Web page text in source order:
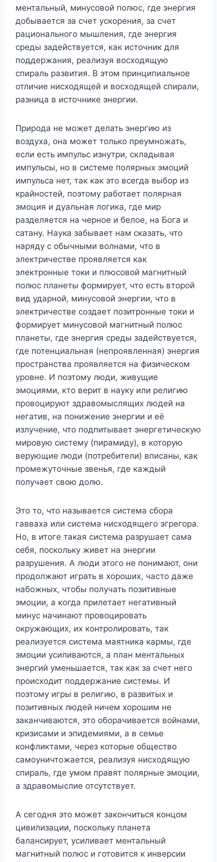
ментальный, минусовой полюс, где энергия
добывается за счет ускорения, за счет
рационального мышления, где энергия
среды задействуется, как источник для
поддержания, реализуя восходящую
спираль развития. В этом принципиальное
отличие нисходящей и восходящей спирали,
разница в источнике энергии.
Природа не может делать энергию из
воздуха, она может только преумножать,
если есть импульс изнутри, складывая
импульсы, но в системе полярных эмоций
импульса нет, так как это всегда выбор из
крайностей, поэтому работает полярная
эмоция и дуальная логика, где мир
разделяется на черное и белое, на Бога и
сатану. Наука забывает нам сказать, что
наряду с обычными волнами, что в
электричестве проявляется как
электронные токи и плюсовой магнитный
полюс планеты формирует, что есть второй
вид ударной, минусовой энергии, что в
электричестве создает позитронные токи и
формирует минусовой магнитный полюс
планеты, где энергия среды задействуется,
где потенциальная (непроявленная) энергия
пространства проявляется на физическом
уровне. И поэтому люди, живущие
эмоциями, кто верит в науку или религию
провоцируют здравомыслящих людей на
негатив, на понижение энергии и её
излучение, что подпитывает энергетическую
мировую систему (пирамиду), в которую
верующие люди (потребители) вписаны, как
промежуточные звенья, где каждый
получает свою долю.
Это то, что называется система сбора
гавваха или система нисходящего эгрегора.
Но, в итоге такая система разрушает сама
себя, поскольку живет на энергии
разрушения. А люди этого не понимают, они
продолжают играть в хороших, часто даже
набожных, чтобы получать позитивные
эмоции, а когда прилетает негативный
минус начинают провоцировать
окружающих, их контролировать, так
реализуется система маятника кармы, где
эмоции усиливаются, а план ментальных
энергий уменьшается, так как за счет него
происходит поддержание системы. И
поэтому игры в религию, в развитых и
позитивных людей ничем хорошим не
заканчиваются, это оборачивается войнами,
кризисами и эпидемиями, а в семье
конфликтами, через которые общество
самоуничтожается, реализуя нисходящую
спираль, где умом правят полярные эмоции,
а здравомыслие отсутствует.
А сегодня это может закончиться концом
цивилизации, поскольку планета
балансирует, усиливает ментальный
магнитный полюс и готовится к инверсии